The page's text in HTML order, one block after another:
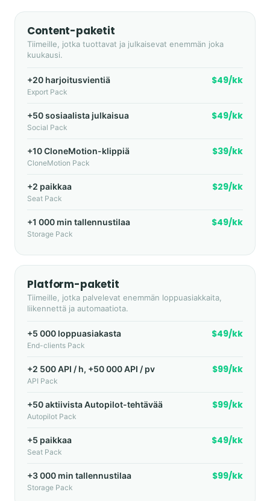
Content-paketit
Tiimeille, jotka tuottavat ja julkaisevat enemmän joka
kuukausi.
+20 harjoitusvientiä $49/kk
Export Pack
+50 sosiaalista julkaisua $49/kk
Social Pack
+10 CloneMotion-klippiä $39/kk
CloneMotion Pack
+2 paikkaa $29/kk
Seat Pack
+1 000 min tallennustilaa $49/kk
Storage Pack
Platform-paketit
Tiimeille, jotka palvelevat enemmän loppuasiakkaita,
liikennettä ja automaatiota.
+5 000 loppuasiakasta $49/kk
End-clients Pack
+2 500 API / h, +50 000 API / pv $99/kk
API Pack
+50 aktiivista Autopilot-tehtävää $99/kk
Autopilot Pack
+5 paikkaa $49/kk
Seat Pack
+3 000 min tallennustilaa $99/kk
Storage Pack